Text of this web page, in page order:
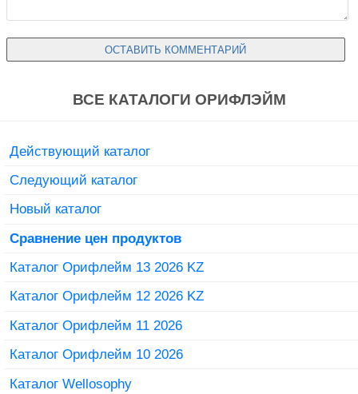
ВСЕ КАТАЛОГИ ОРИФЛЭЙМ
Действующий каталог
Следующий каталог
Новый каталог
Сравнение цен продуктов
Каталог Орифлейм 13 2026 KZ
Каталог Орифлейм 12 2026 KZ
Каталог Орифлейм 11 2026
Каталог Орифлейм 10 2026
Каталог Wellosophy